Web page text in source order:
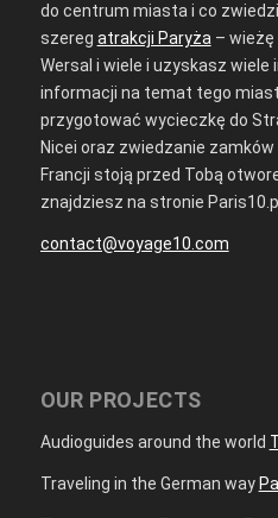
do centrum miasta i co
szereg atrakcji Paryża – wieżę
Wersal i wiele i uzyskasz
informacji na temat tego
przygotować wycieczkę do
Nicei oraz zwiedzanie zamków
Francji stoją przed Tobą
znajdziesz na stronie
contact@voyage10.com
OUR PROJECTS
Audioguides around the world
Traveling in the German way